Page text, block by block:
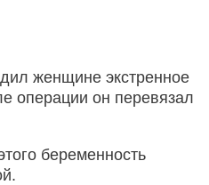
женщине экстренное
операции он перевязал
беременность